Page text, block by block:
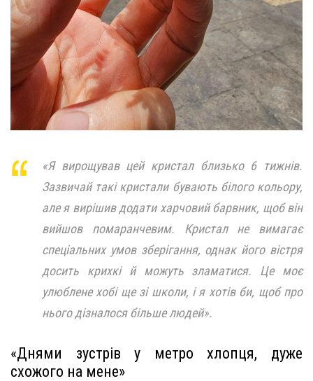
«Я вирощував цей кристал близько 6 тижнів.
Зазвичай такі кристали бувають білого кольору,
але я вирішив додати харчовий барвник, щоб він
вийшов помаранчевим. Кристал не вимагає
спеціальних умов зберігання, однак його вістря
досить крихкі й можуть зламатися. Це моє
улюблене хобі ще зі школи, і я хотів би, щоб про
нього дізналося більше людей».
«Днями зустрів у метро хлопця, дуже
схожого на мене»